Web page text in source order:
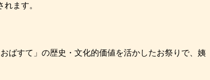
れます。
ばすて」の歴史・文化的価値を活かしたお祭りで、姨